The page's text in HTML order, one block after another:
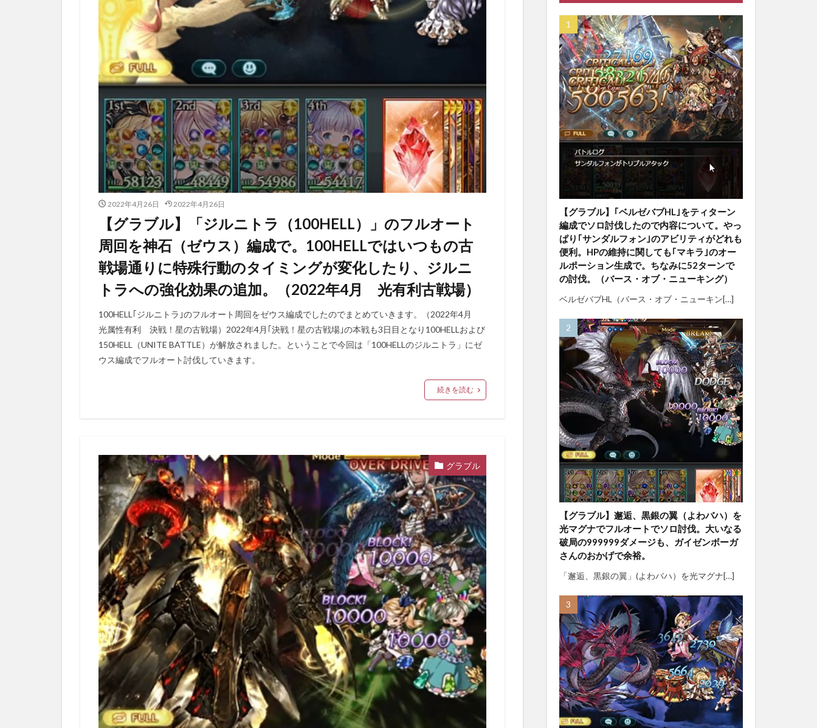
2022年4月26日 2022年4月26日
【グラブル】「ジルニトラ（100HELL）」のフルオート
周回を神石（ゼウス）編成で。100HELLではいつもの古
戦場通りに特殊行動のタイミングが変化したり、ジルニ
トラへの強化効果の追加。（2022年4月 光有利古戦場）
100HELL｢ジルニトラ｣のフルオート周回をゼウス編成でしたのでまとめていきます。（2022年4月
光属性有利 決戦！星の古戦場）2022年4月｢決戦！星の古戦場｣の本戦も3日目となり100HELLおよび
150HELL（UNITE BATTLE）が解放されました。ということで今回は「100HELLのジルニトラ」にゼ
ウス編成でフルオート討伐していきます。
続きを読む
グラブル
【グラブル】｢ベルゼバブHL｣をティターン
編成でソロ討伐したので内容について。やっ
ぱり｢サンダルフォン｣のアビリティがどれも
便利。HPの維持に関しても｢マキラ｣のオー
ルポーション生成で。ちなみに52ターンで
の討伐。（バース・オブ・ニューキング）
ベルゼバブHL（バース・オブ・ニューキン[…]
【グラブル】邂逅、黒銀の翼（よわバハ）を
光マグナでフルオートでソロ討伐。大いなる
破局の999999ダメージも、ガイゼンボーガ
さんのおかげで余裕。
「邂逅、黒銀の翼」(よわバハ）を光マグナ[…]